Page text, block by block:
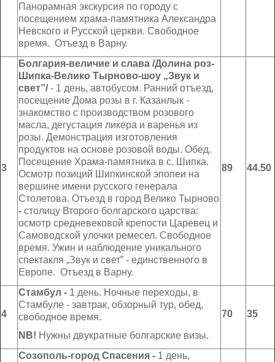
Панорамная экскурсия по городу с
посещением храма-памятника Александра
Невского и Русской церкви. Свободное
время. Отъезд в Варну.
3
Болгария-величие и слава /Долина роз-
Шипка-Велико Тырново-шоу „Звук и
свет”/- 1 день, автобусом. Ранний отъезд,
посещение Дома розы в г. Казанлык -
знакомство с производством розового
масла, дегустация ликера и варенья из
розы. Демонстрация изготовления
продуктов на основе розовой воды. Обед.
Посещение Храма-памятника в с. Шипка.
Осмотр позиций Шипкинской эпопеи на
вершине имени русского генерала
Столетова. Отъезд в город Велико Тырново
- столицу Второго болгарского царства:
осмотр средневековой крепости Царевец и
Самоводской улочки ремесел. Свободное
время. Ужин и наблюдение уникального
спектакля „Звук и свет” - единственного в
Европе. Отъезд в Варну.
89 44.50
4
Стамбул - 1 день. Ночные переходы, в
Стамбуле - завтрак, обзорный тур, обед,
свободное время.
NB! Нужны двукратные болгарские визы.
70 35
Созополь-город Спасения - 1 день,